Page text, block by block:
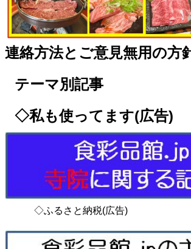
連絡方法とご意見無用の方
テーマ別記事
◇私も使ってます(広告)
◇ふるさと納税(広告)